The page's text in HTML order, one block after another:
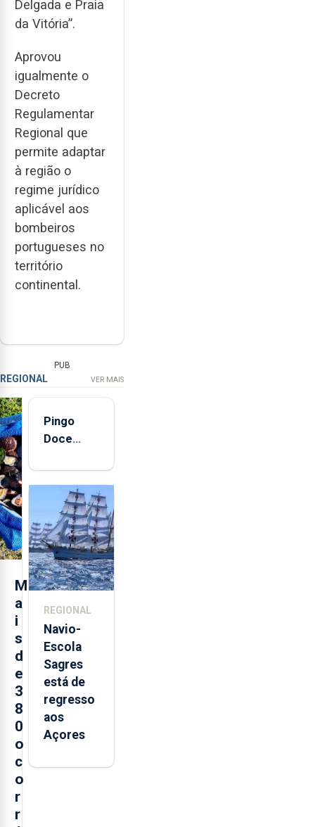
Delgada e Praia
da Vitória”.
Aprovou
igualmente o
Decreto
Regulamentar
Regional que
permite adaptar
à região o
regime jurídico
aplicável aos
bombeiros
portugueses no
território
continental.
PUB
REGIONAL VER MAIS
M
a
i
s
d
e
3
8
0
o
c
o
r
r
Pingo
Doce
quinta-
feira nova
loja em
São
Sebastião
e cria 30
postos de
REGIONAL
Navio-
Escola
Sagres
está de
regresso
aos
Açores